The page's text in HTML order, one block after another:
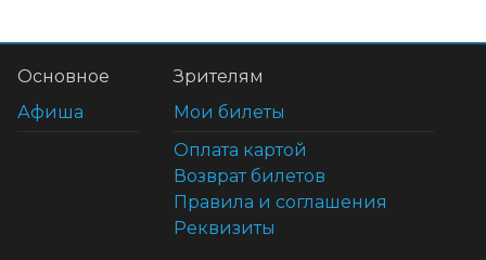
Основное
Афиша
Зрителям
Мои билеты
Оплата картой
Возврат билетов
Правила и соглашения
Реквизиты